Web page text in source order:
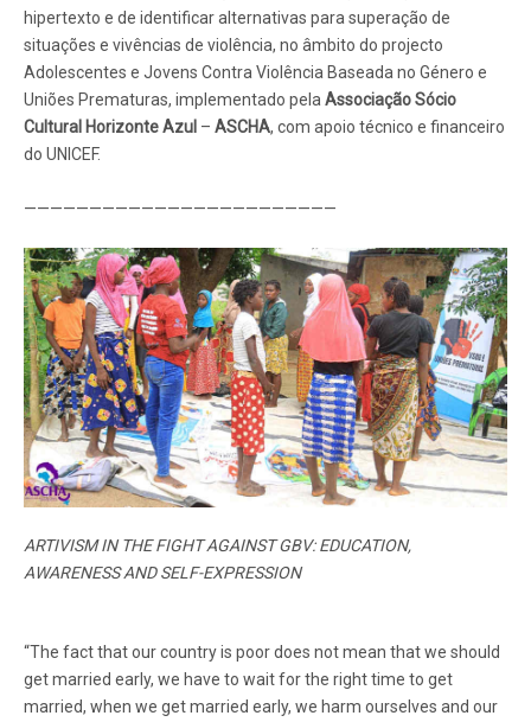
hipertexto e de identificar alternativas para superação de
situações e vivências de violência, no âmbito do projecto
Adolescentes e Jovens Contra Violência Baseada no Género e
Uniões Prematuras, implementado pela Associação Sócio
Cultural Horizonte Azul – ASCHA, com apoio técnico e financeiro
do UNICEF.
————————————————————————
ARTIVISM IN THE FIGHT AGAINST GBV: EDUCATION,
AWARENESS AND SELF-EXPRESSION
“The fact that our country is poor does not mean that we should
get married early, we have to wait for the right time to get
married, when we get married early, we harm ourselves and our